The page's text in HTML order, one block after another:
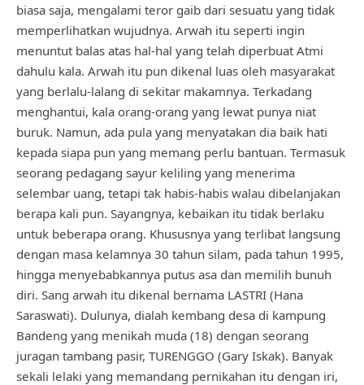
biasa saja, mengalami teror gaib dari sesuatu yang tidak
memperlihatkan wujudnya. Arwah itu seperti ingin
menuntut balas atas hal-hal yang telah diperbuat Atmi
dahulu kala. Arwah itu pun dikenal luas oleh masyarakat
yang berlalu-lalang di sekitar makamnya. Terkadang
menghantui, kala orang-orang yang lewat punya niat
buruk. Namun, ada pula yang menyatakan dia baik hati
kepada siapa pun yang memang perlu bantuan. Termasuk
seorang pedagang sayur keliling yang menerima
selembar uang, tetapi tak habis-habis walau dibelanjakan
berapa kali pun. Sayangnya, kebaikan itu tidak berlaku
untuk beberapa orang. Khususnya yang terlibat langsung
dengan masa kelamnya 30 tahun silam, pada tahun 1995,
hingga menyebabkannya putus asa dan memilih bunuh
diri. Sang arwah itu dikenal bernama LASTRI (Hana
Saraswati). Dulunya, dialah kembang desa di kampung
Bandeng yang menikah muda (18) dengan seorang
juragan tambang pasir, TURENGGO (Gary Iskak). Banyak
sekali lelaki yang memandang pernikahan itu dengan iri,